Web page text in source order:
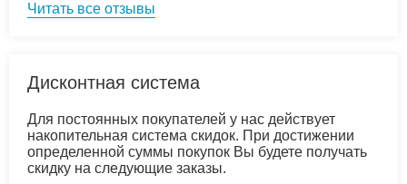
Читать все отзывы
Дисконтная система
Для постоянных покупателей у нас действует
накопительная система скидок. При достижении
определенной суммы покупок Вы будете получать
скидку на следующие заказы.